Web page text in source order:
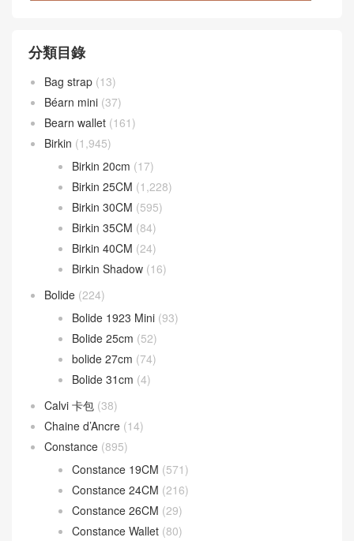
分類目錄
Bag strap (13)
Béarn mini (37)
Bearn wallet (161)
Birkin (1,945)
Birkin 20cm (17)
Birkin 25CM (1,228)
Birkin 30CM (595)
Birkin 35CM (84)
Birkin 40CM (24)
Birkin Shadow (16)
Bolide (224)
Bolide 1923 Mini (93)
Bolide 25cm (52)
bolide 27cm (74)
Bolide 31cm (4)
Calvi 卡包 (38)
Chaine d’Ancre (14)
Constance (895)
Constance 19CM (571)
Constance 24CM (216)
Constance 26CM (29)
Constance Wallet (80)